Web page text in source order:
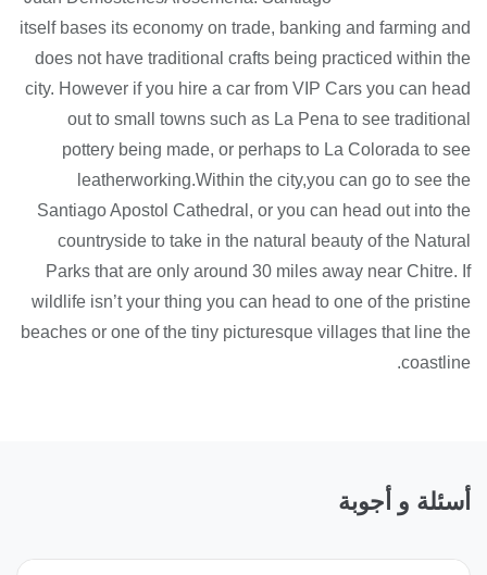
itself bases its economy on trade, banking and farming and
does not have traditional crafts being practiced within the
city. However if you hire a car from VIP Cars you can head
out to small towns such as La Pena to see traditional
pottery being made, or perhaps to La Colorada to see
leatherworking.Within the city,you can go to see the
Santiago Apostol Cathedral, or you can head out into the
countryside to take in the natural beauty of the Natural
Parks that are only around 30 miles away near Chitre. If
wildlife isn’t your thing you can head to one of the pristine
beaches or one of the tiny picturesque villages that line the
coastline.
أسئلة و أجوبة